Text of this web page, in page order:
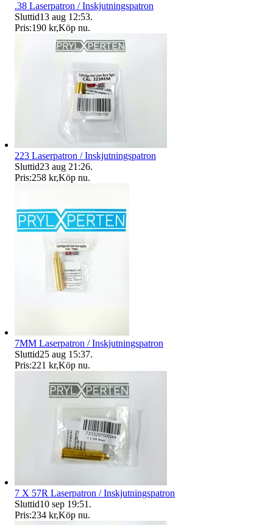
.38 Laserpatron / Inskjutningspatron
Sluttid13 aug 12:53.
Pris:190 kr,Köp nu.
223 Laserpatron / Inskjutningspatron
Sluttid23 aug 21:26.
Pris:258 kr,Köp nu.
7MM Laserpatron / Inskjutningspatron
Sluttid25 aug 15:37.
Pris:221 kr,Köp nu.
7 X 57R Laserpatron / Inskjutningspatron
Sluttid10 sep 19:51 .
Pris:234 kr,Köp nu.